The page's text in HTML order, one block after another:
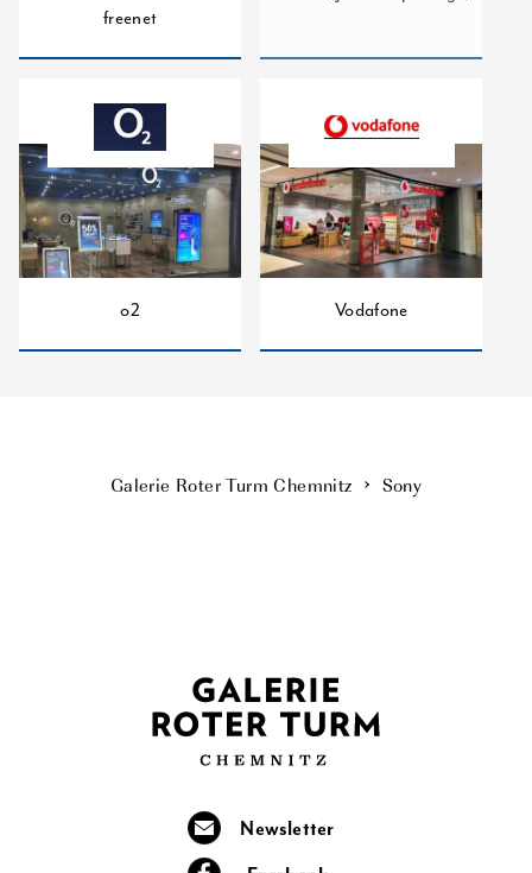
freenet
o2 Vodafone
Galerie Roter Turm Chemnitz Sony
Newsletter